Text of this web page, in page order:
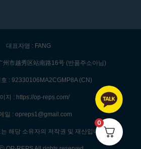
대표자명 : FANG
州市越秀区站南路16号 (반품주소아님)
: 92330106MA2CGMP8A (CN)
지 : https://op-reps.com/
일 : opreps1@gmail.com
해당 소유자의 저작권 및 재산입니다.
0